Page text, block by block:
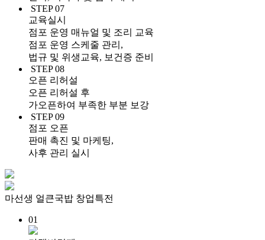
STEP 07
교육실시
점포 운영 매뉴얼 및 조리 교육
점포 운영 스케줄 관리,
법규 및 위생교육, 보건증 준비
STEP 08
오픈 리허설
오픈 리허설 후
가오픈하여 부족한 부분 보강
STEP 09
점포 오픈
판매 촉진 및 마케팅,
사후 관리 실시
마선생 얼큰국밥 창업특전
01